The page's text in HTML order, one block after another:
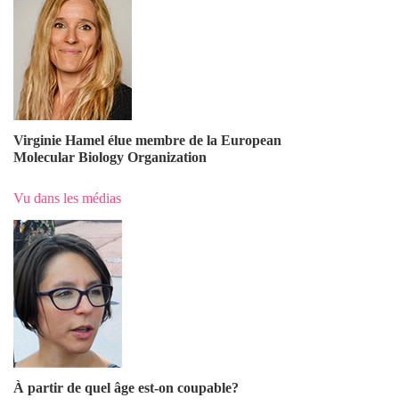
Virginie Hamel élue membre de la European
Molecular Biology Organization
Vu dans les médias
À partir de quel âge est-on coupable?